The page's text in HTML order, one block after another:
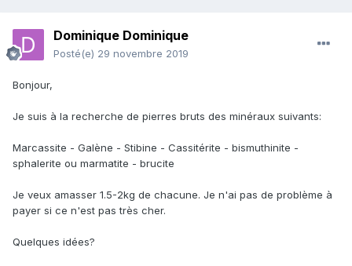
Dominique Dominique
Posté(e) 29 novembre 2019
Bonjour,
Je suis à la recherche de pierres bruts des minéraux suivants:
Marcassite - Galène - Stibine - Cassitérite - bismuthinite -
sphalerite ou marmatite - brucite
Je veux amasser 1.5-2kg de chacune. Je n'ai pas de problème à
payer si ce n'est pas très cher.
Quelques idées?